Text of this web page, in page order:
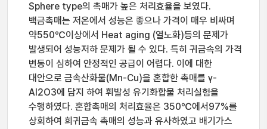
Sphere type의 촉매가 높은 처리효율을 보였다.
백금촉매는 저온에서 성능은 좋으나 가격이 매우 비싸며
약550℃이상에서 Heat aging (열노화)등의 문제가
발생되어 성능저하 문제가 될 수 있다. 특히 귀금속의 가격
변동이 심하여 안정적인 공급이 어렵다. 이에 대한
대안으로 금속산화물(Mn-Cu)을 혼합한 촉매를 γ-
Al2O3에 담지 하여 휘발성 유기화합물 처리실험을
수행하였다. 혼합촉매의 처리효율은 350℃에서97%를
상회하여 희귀금속 촉매의 성능과 유사하였고 배기가스